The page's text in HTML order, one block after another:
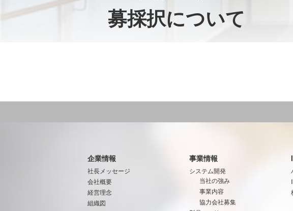
募採択について
企業情報
社長メッセージ
会社概要
経営理念
組織図
事業情報
システム開発
当社の強み
事業内容
協力会社募集